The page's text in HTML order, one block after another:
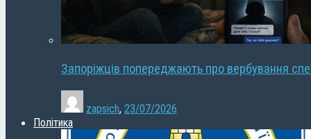
Запоріжців попереджають про вербування
zapsich, 23/07/2026
Політика